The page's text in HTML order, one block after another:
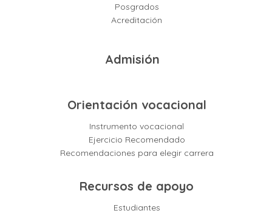
Posgrados
Acreditación
Admisión
Orientación vocacional
Instrumento vocacional
Ejercicio Recomendado
Recomendaciones para elegir carrera
Recursos de apoyo
Estudiantes